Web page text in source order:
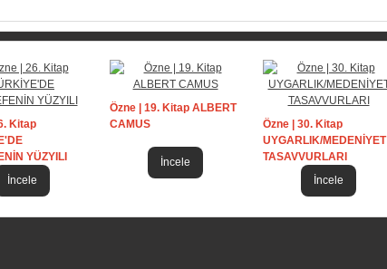
Kitap
YÜZYILI
İncele
Özne | 19. Kitap ALBERT
CAMUS
İncele
Özne | 30. Kitap
UYGARLIK/MEDENİYET
TASAVVURLARI
İncele